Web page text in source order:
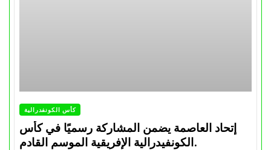
كأس الكونفدرالية
إتحاد العاصمة يضمن المشاركة رسميًا في كأس
الكونفيدرالية الإفريقية الموسم القادم.